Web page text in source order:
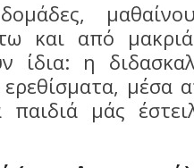
και από
ίδια: η
μέσα
μάς